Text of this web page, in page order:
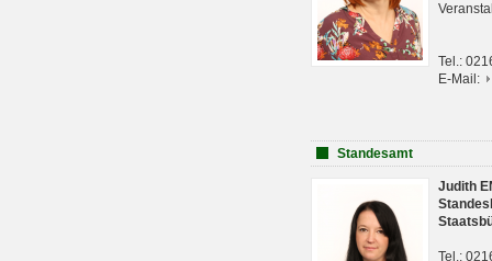
Tel.:
E-Mail:
Standesamt
Judith
Tel.: